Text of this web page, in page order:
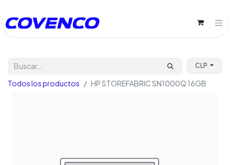
CLP
Todos los productos HP STOREFABRIC SN1000Q 16GB